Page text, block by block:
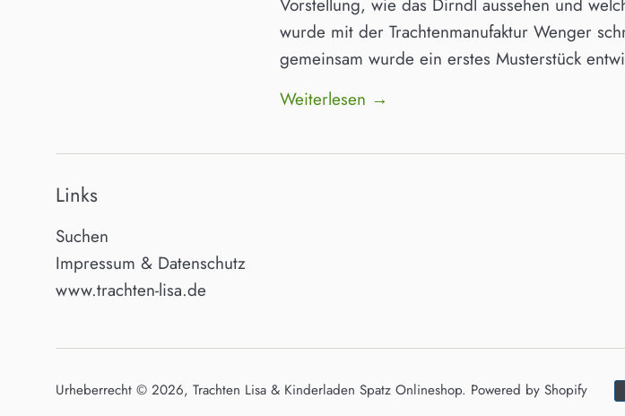
Vorstellung, wie das Dirndl aussehen und
wurde mit der Trachtenmanufaktur Wenger
gemeinsam wurde ein erstes Musterstück
Weiterlesen →
Links
Suchen
Impressum & Datenschutz
www.trachten-lisa.de
Urheberrecht © 2026, Trachten Lisa & Kinderladen Spatz Onlineshop. Powered by Shopify